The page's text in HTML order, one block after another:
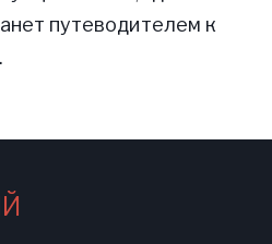
путеводителем к